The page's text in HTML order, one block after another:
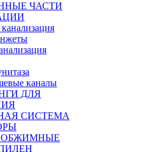
ЧАСТИ
каналы
ДЛЯ
СИСТЕМА